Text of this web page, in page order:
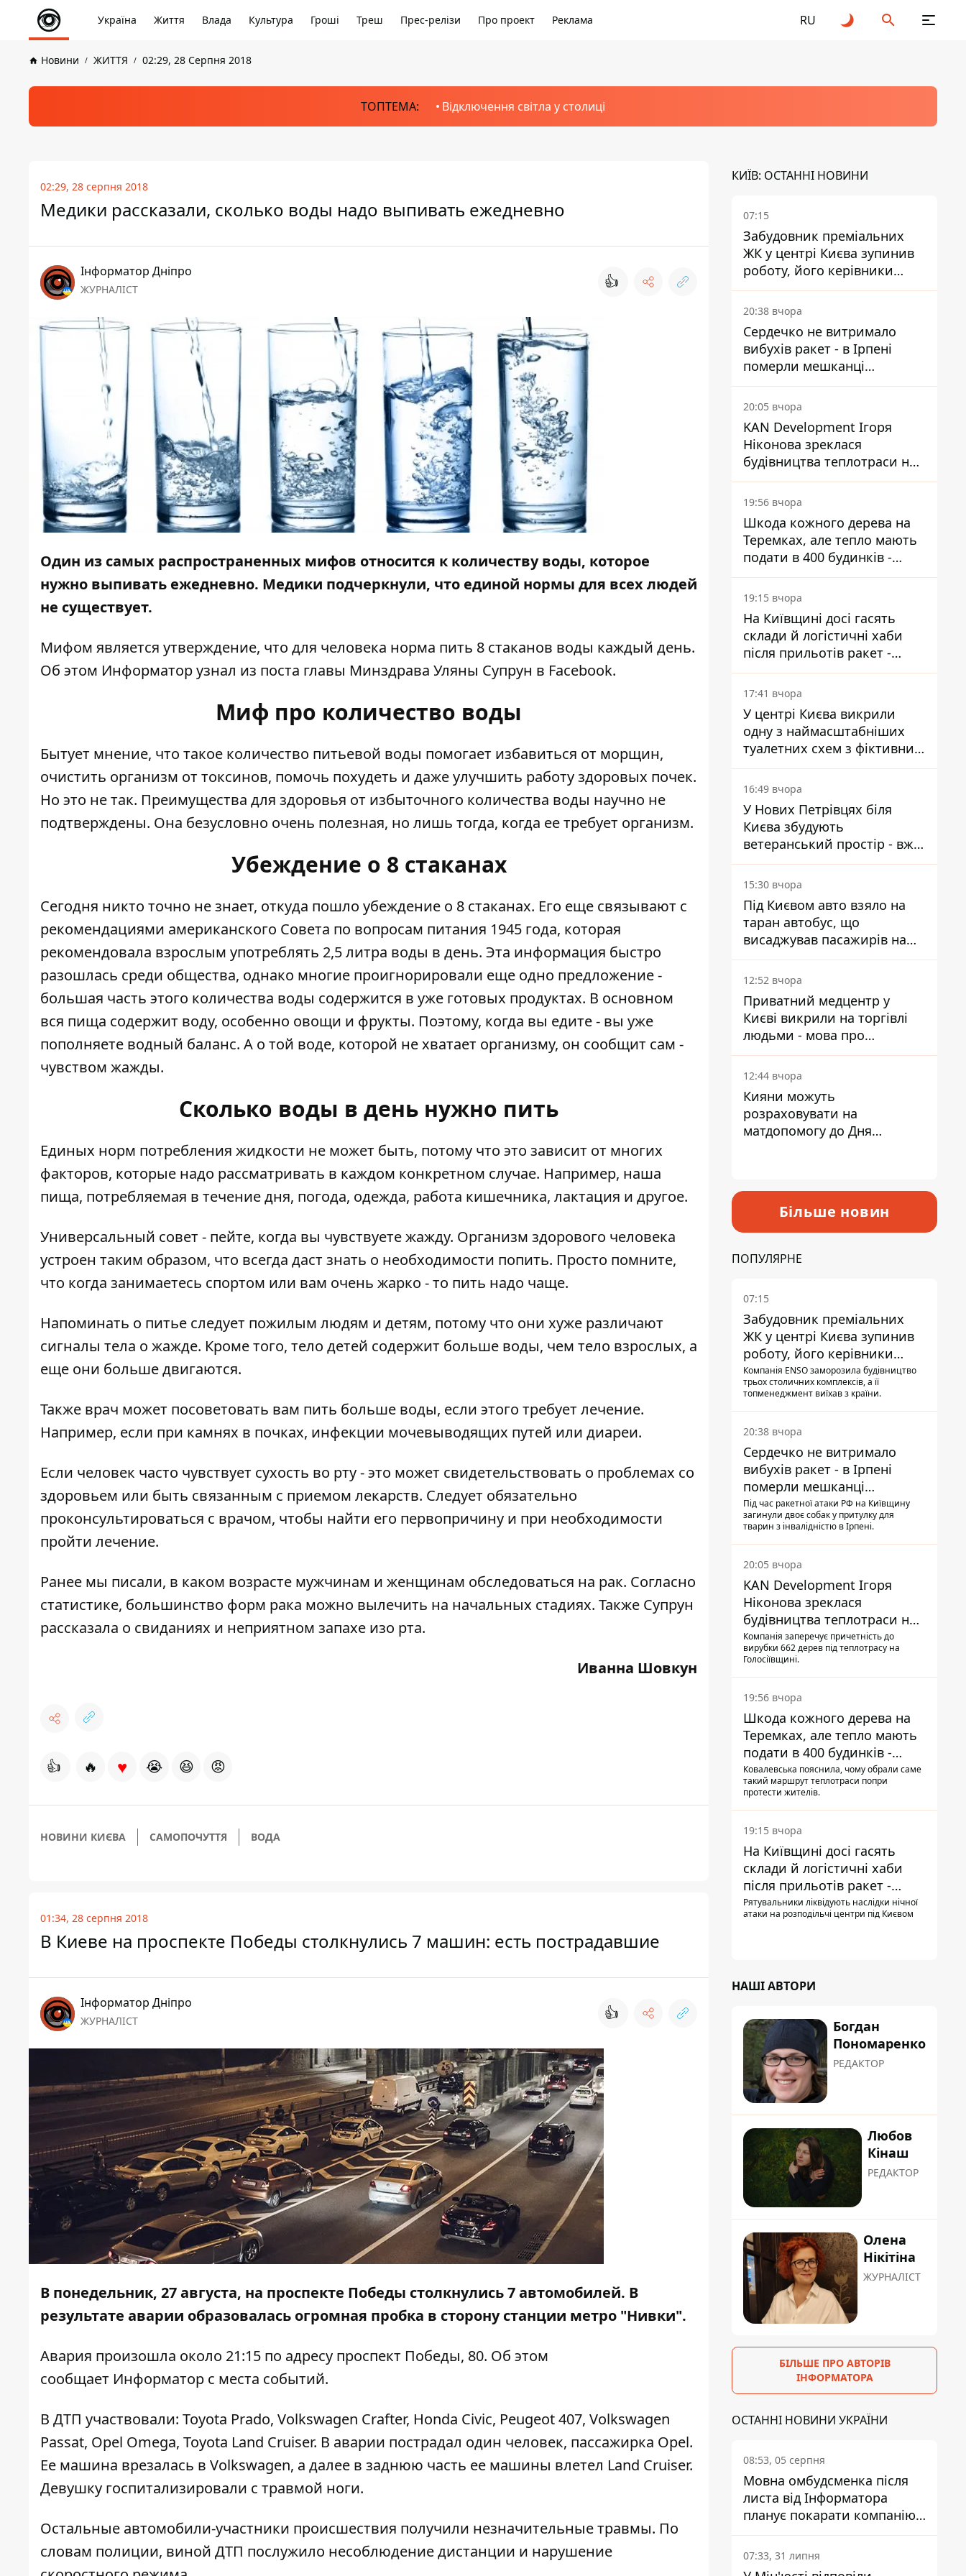
Україна Життя Влада Культура Гроші Треш Прес-релізи Про проект Реклама RU
Новини ЖИТТЯ 02:29, 28 Серпня 2018
ТОПТЕМА: Відключення світла у столиці
02:29, 28 серпня 2018
Медики рассказали, сколько воды надо выпивать ежедневно
Інформатор Дніпро
ЖУРНАЛІСТ 👍
Один из самых распространенных мифов относится к количеству воды, которое
нужно выпивать ежедневно. Медики подчеркнули, что единой нормы для всех людей
не существует.
Мифом является утверждение, что для человека норма пить 8 стаканов воды каждый день.
Об этом Информаторузнал из поста главы Минздрава Уляны Супрун в Facebook.
Миф про количество воды
Бытует мнение, что такое количество питьевой воды помогает избавиться от морщин,
очистить организм от токсинов, помочь похудеть и даже улучшить работу здоровых почек.
Но это не так. Преимущества для здоровья от избыточного количества воды научно не
подтверждены. Она безусловно очень полезная, но лишь тогда, когда ее требует организм.
Убеждение о 8 стаканах
Сегодня никто точно не знает, откуда пошло убеждение о 8 стаканах. Его еще связывают с
рекомендациями американского Совета по вопросам питания 1945 года, которая
рекомендовала взрослым употреблять 2,5 литра воды в день. Эта информация быстро
разошлась среди общества, однако многие проигнорировали еще одно предложение -
большая часть этого количества воды содержится в уже готовых продуктах. В основном
вся пища содержит воду, особенно овощи и фрукты. Поэтому, когда вы едите - вы уже
пополняете водный баланс. А о той воде, которой не хватает организму, он сообщит сам -
чувством жажды.
Сколько воды в день нужно пить
Единых норм потребления жидкости не может быть, потому что это зависит от многих
факторов, которые надо рассматривать в каждом конкретном случае. Например, наша
пища, потребляемая в течение дня, погода, одежда, работа кишечника, лактация и другое.
Универсальный совет - пейте, когда вы чувствуете жажду. Организм здорового человека
устроен таким образом, что всегда даст знать о необходимости попить. Просто помните,
что когда занимаетесь спортом или вам очень жарко - то пить надо чаще.
Напоминать о питье следует пожилым людям и детям, потому что они хуже различают
сигналы тела о жажде. Кроме того, тело детей содержит больше воды, чем тело взрослых, а
еще они больше двигаются.
Также врач может посоветовать вам пить больше воды, если этого требует лечение.
Например, если при камнях в почках, инфекции мочевыводящих путей или диареи.
Если человек часто чувствует сухость во рту - это может свидетельствовать о проблемах со
здоровьем или быть связанным с приемом лекарств. Следует обязательно
проконсультироваться с врачом, чтобы найти его первопричину и при необходимости
пройти лечение.
Ранее мы писали, в каком возрасте мужчинам и женщинам обследоваться на рак. Согласно
статистике, большинство форм рака можно вылечить на начальных стадиях. Также Супрун
рассказала о свиданиях и неприятном запахе изо рта.
Иванна Шовкун
👍 🔥 ♥ 😭 😆 😡
НОВИНИ КИЄВА САМОПОЧУТТЯ ВОДА
01:34, 28 серпня 2018
В Киеве на проспекте Победы столкнулись 7 машин: есть пострадавшие
Інформатор Дніпро
ЖУРНАЛІСТ 👍
В понедельник, 27 августа, на проспекте Победы столкнулись 7 автомобилей. В
результате аварии образовалась огромная пробка в сторону станции метро "Нивки".
Авария произошла около 21:15 по адресу проспект Победы, 80. Об этом
сообщает Информатор с места событий.
В ДТП участвовали: Toyota Prado, Volkswagen Crafter, Honda Civic, Peugeot 407, Volkswagen
Passat, Opel Omega, Toyota Land Cruiser. В аварии пострадал один человек, пассажирка Opel.
Ее машина врезалась в Volkswagen, а далее в заднюю чаcть ее машины влетел Land Cruiser.
Девушку госпитализировали с травмой ноги.
Остальные автомобили-участники происшествия получили незначительные травмы. По
словам полиции, виной ДТП послужило несоблюдение дистанции и нарушение
КИЇВ: ОСТАННІ НОВИНИ
07:15
Забудовник преміальних
ЖК у центрі Києва зупинив
роботу, його керівники
втекли з України - Bihus.info
20:38 вчора
Сердечко не витримало
вибухів ракет - в Ірпені
померли мешканці
притулку для собак з
інвалідністю
20:05 вчора
KAN Development Ігоря
Ніконова зреклася
будівництва теплотраси на
Теремках
19:56 вчора
Шкода кожного дерева на
Теремках, але тепло мають
подати в 400 будинків -
депутатка Київради
19:15 вчора
На Київщині досі гасять
склади й логістичні хаби
після прильотів ракет -
ДСНС
17:41 вчора
У центрі Києва викрили
одну з наймасштабніших
туалетних схем з фіктивним
будинком
16:49 вчора
У Нових Петрівцях біля
Києва збудують
ветеранський простір - вже
знайшли проєктанта
15:30 вчора
Під Києвом авто взяло на
таран автобус, що
висаджував пасажирів на
зупинці - пасажирка в
лікарні
12:52 вчора
Приватний медцентр у
Києві викрили на торгівлі
людьми - мова про
сурогатне материнство
12:44 вчора
Кияни можуть
розраховувати на
матдопомогу до Дня
Більше новин
ПОПУЛЯРНЕ
07:15
Забудовник преміальних
ЖК у центрі Києва зупинив
роботу, його керівники
втекли з України - Bihus.info
Компанія ENSO заморозила будівництво
трьох столичних комплексів, а її
топменеджмент виїхав з країни.
20:38 вчора
Сердечко не витримало
вибухів ракет - в Ірпені
померли мешканці
притулку для собак з
інвалідністю
Під час ракетної атаки РФ на Київщину
загинули двоє собак у притулку для
тварин з інвалідністю в Ірпені.
20:05 вчора
KAN Development Ігоря
Ніконова зреклася
будівництва теплотраси на
Теремках
Компанія заперечує причетність до
вирубки 662 дерев під теплотрасу на
Голосіївщині.
19:56 вчора
Шкода кожного дерева на
Теремках, але тепло мають
подати в 400 будинків -
депутатка Київради
Ковалевська пояснила, чому обрали саме
такий маршрут теплотраси попри
протести жителів.
19:15 вчора
На Київщині досі гасять
склади й логістичні хаби
після прильотів ракет -
ДСНС
Рятувальники ліквідують наслідки нічної
атаки на розподільчі центри під Києвом
НАШІ АВТОРИ
Богдан
Пономаренко
РЕДАКТОР
Любов
Кінаш
РЕДАКТОР
Олена
Нікітіна
ЖУРНАЛІСТ
БІЛЬШЕ ПРО АВТОРІВ
ІНФОРМАТОРА
ОСТАННІ НОВИНИ УКРАЇНИ
08:53, 05 серпня
Мовна омбудсменка після
листа від Інформатора
планує покарати компанію-
підрядника ПриватБанку
07:33, 31 липня